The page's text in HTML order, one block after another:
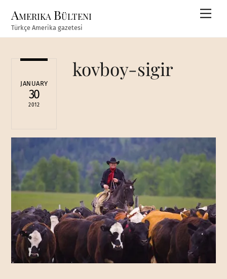
content
Amerika Bülteni
Türkçe Amerika gazetesi
JANUARY
30
2012
kovboy-sigir